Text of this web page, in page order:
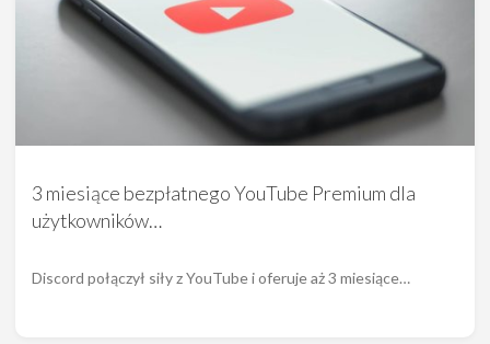
3 miesiące bezpłatnego YouTube Premium dla
użytkowników…
Discord połączył siły z YouTube i oferuje aż 3 miesiące…